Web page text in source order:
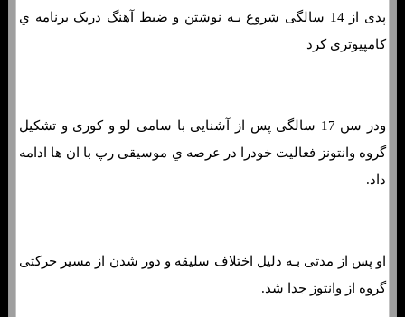
پدی از 14 سالگی شروع بـه نوشتن و ضبط آهنگ دریک برنامه ي
کامپیوتری کرد
ودر سن 17 سالگی پس از آشنایی با سامی لو و کوری و تشکیل
گروه وانتونز فعالیت خودرا در عرصه ي موسیقی رپ با ان ها ادامه
داد.
او پس از مدتی بـه دلیل اختلاف سلیقه‌ و دور شدن از مسیر حرکتی
گروه از وانتوز جدا شد.